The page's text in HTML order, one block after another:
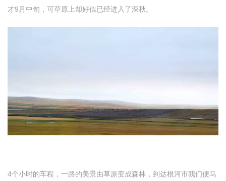
才9月中旬，可草原上却好似已经进入了深秋。
4个小时的车程，一路的美景由草原变成森林，到达根河市我们便马